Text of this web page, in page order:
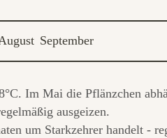
September
Im Mai die Pflänzchen
ausgeizen.
um Starkzehrer handelt -